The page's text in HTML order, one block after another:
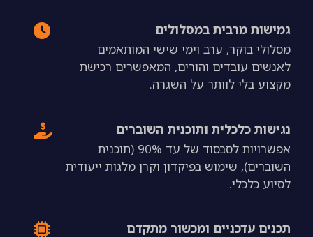
גמישות מרבית במסלולים
מסלולי בוקר, ערב וימי שישי המותאמים
לאנשים עובדים והורים, המאפשרים רכישת
מקצוע בלי לוותר על השגרה.
נגישות כלכלית ותוכנית השוברים
אפשרויות לסבסוד של עד 90% (תוכנית
השוברים), שימוש בפיקדון וקרן מלגות ייעודית
לסיוע כלכלי.
תכנים עדכניים ומכשור מתקדם